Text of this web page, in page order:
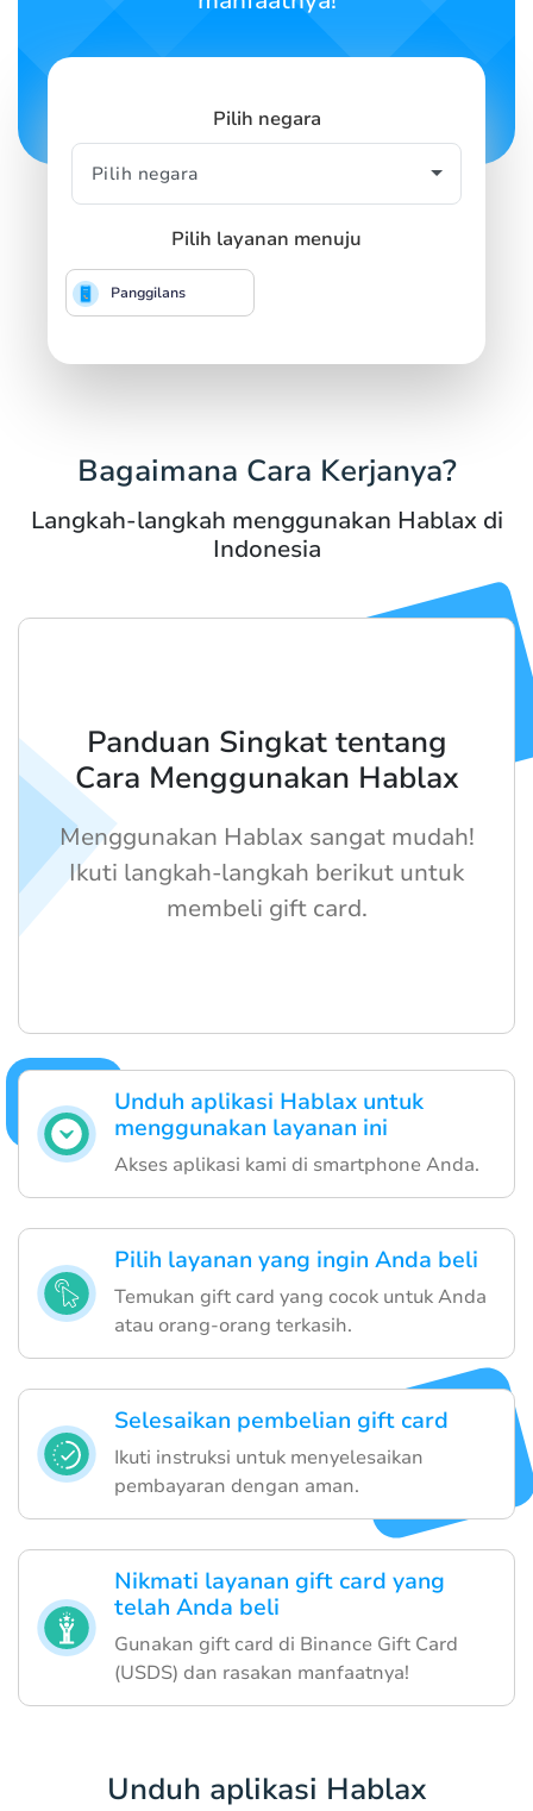
Pilih negara
Pilih layanan menuju
Panggilans
Bagaimana Cara Kerjanya?
Langkah-langkah menggunakan Hablax di
Indonesia
Unduh aplikasi Hablax untuk
menggunakan layanan ini
Akses aplikasi kami di smartphone Anda.
Pilih layanan yang ingin Anda beli
Temukan gift card yang cocok untuk Anda
atau orang-orang terkasih.
Selesaikan pembelian gift card
Ikuti instruksi untuk menyelesaikan
pembayaran dengan aman.
Nikmati layanan gift card yang
telah Anda beli
Gunakan gift card di Binance Gift Card
(USDS) dan rasakan manfaatnya!
Panduan Singkat tentang
Cara Menggunakan Hablax
Menggunakan Hablax sangat mudah!
Ikuti langkah-langkah berikut untuk
membeli gift card.
Unduh aplikasi Hablax